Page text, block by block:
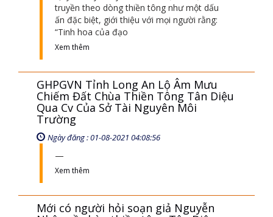
truyền theo dòng thiền tông như một dấu
ấn đặc biệt, giới thiệu với mọi người rằng:
“Tinh hoa của đạo
Xem thêm
GHPGVN Tỉnh Long An Lộ Âm Mưu
Chiếm Đất Chùa Thiền Tông Tân Diệu
Qua Cv Của Sở Tài Nguyên Môi
Trường
Ngày đăng : 01-08-2021 04:08:56
Xem thêm
Mới có người hỏi soạn giả Nguyễn